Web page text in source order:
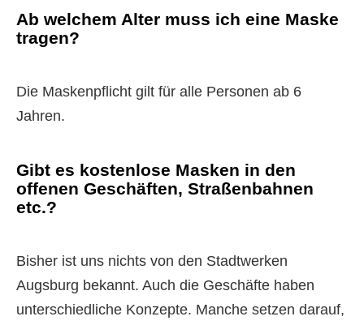
Ab welchem Alter muss ich eine Maske
tragen?
Die Maskenpflicht gilt für alle Personen ab 6
Jahren.
Gibt es kostenlose Masken in den
offenen Geschäften, Straßenbahnen
etc.?
Bisher ist uns nichts von den Stadtwerken
Augsburg bekannt. Auch die Geschäfte haben
unterschiedliche Konzepte. Manche setzen darauf,